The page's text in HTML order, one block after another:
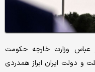
عباس وزارت خارجه حکومت
و دولت ایران ابراز همدردی